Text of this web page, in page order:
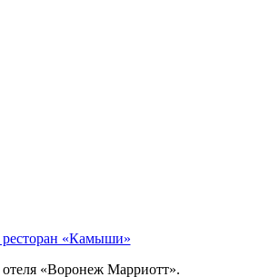
ресторан «Камыши»
«Воронеж Марриотт».